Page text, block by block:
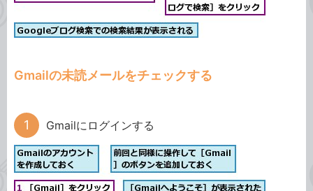
Gmailの未読メールをチェックする
Gmailにログインする